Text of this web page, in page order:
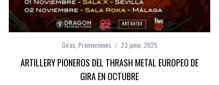
Giras Promociones 23 junio, 2025
ARTILLERY PIONEROS DEL THRASH METAL EUROPEO DE
GIRA EN OCTUBRE